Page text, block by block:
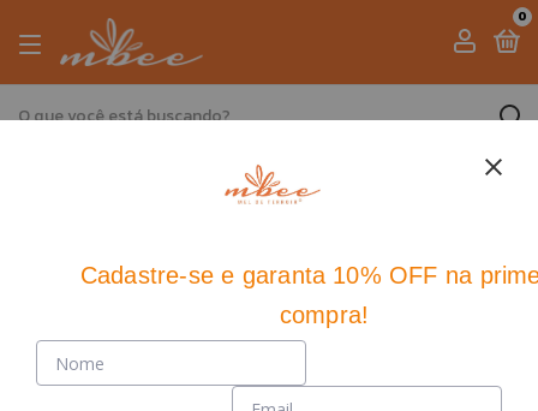
0
Cadastre-see garanta 10% OFF na
compra!